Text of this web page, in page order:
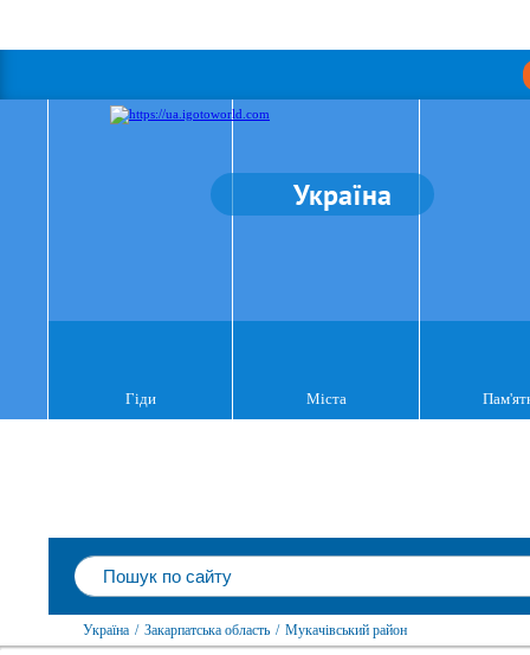
Україна
Гіди Міста
Україна / Закарпатська область / Мукачівський район
Слідкуйте за нами в соцмережах